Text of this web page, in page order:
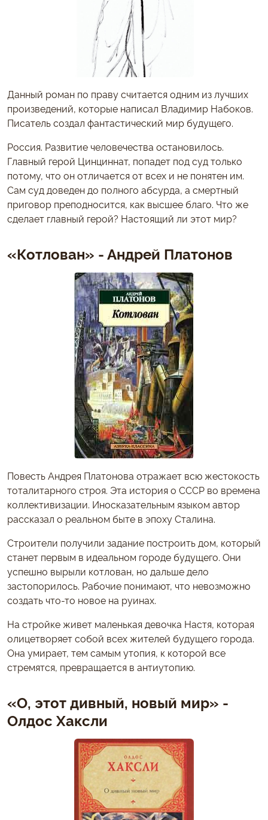
Данный роман по праву считается одним из лучших
произведений, которые написал Владимир Набоков.
Писатель создал фантастический мир будущего.
Россия. Развитие человечества остановилось.
Главный герой Цинциннат, попадет под суд только
потому, что он отличается от всех и не понятен им.
Сам суд доведен до полного абсурда, а смертный
приговор преподносится, как высшее благо. Что же
сделает главный герой? Настоящий ли этот мир?
«Котлован» - Андрей Платонов
Повесть Андрея Платонова отражает всю жестокость
тоталитарного строя. Эта история о СССР во времена
коллективизации. Иносказательным языком автор
рассказал о реальном быте в эпоху Сталина.
Строители получили задание построить дом, который
станет первым в идеальном городе будущего. Они
успешно вырыли котлован, но дальше дело
застопорилось. Рабочие понимают, что невозможно
создать что-то новое на руинах.
На стройке живет маленькая девочка Настя, которая
олицетворяет собой всех жителей будущего города.
Она умирает, тем самым утопия, к которой все
стремятся, превращается в антиутопию.
«О, этот дивный, новый мир» -
Олдос Хаксли